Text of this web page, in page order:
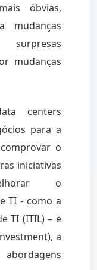
óbvias,
mudanças
mudanças
centers
para a
o
iniciativas
o
TI - como a
TI (ITIL) – e
a